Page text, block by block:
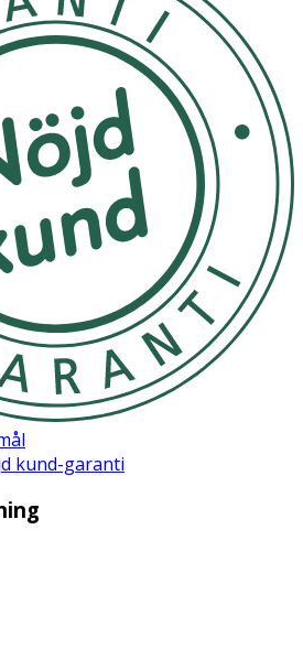
solljus eller nära en
(PP) Sugdel: Silikon
kund-garanti